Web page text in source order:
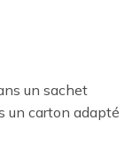
un sachet
un carton adapté